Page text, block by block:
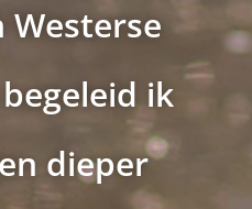
Westerse
ik
dieper